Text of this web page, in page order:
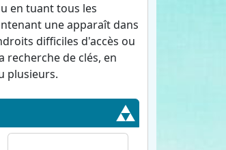
en tuant tous les
une apparaît dans
difficiles d'accès ou
de clés, en
plusieurs.